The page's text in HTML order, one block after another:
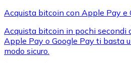
XRP
XRP
Acquista bitcoin con Apple Pay e
Acquista bitcoin in pochi secondi
Apple Pay o Google Pay ti basta
modo sicuro.